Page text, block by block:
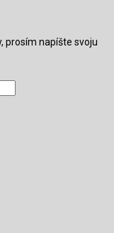
prosím napíšte svoju